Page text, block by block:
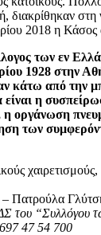
διακρίθηκαν στη
2018 η
των εν
1928 στην
κάτω από την
η
οργάνωση
των
χαιρετισμούς,
– Πατρούλα
του “Συλλόγου
47 54 700